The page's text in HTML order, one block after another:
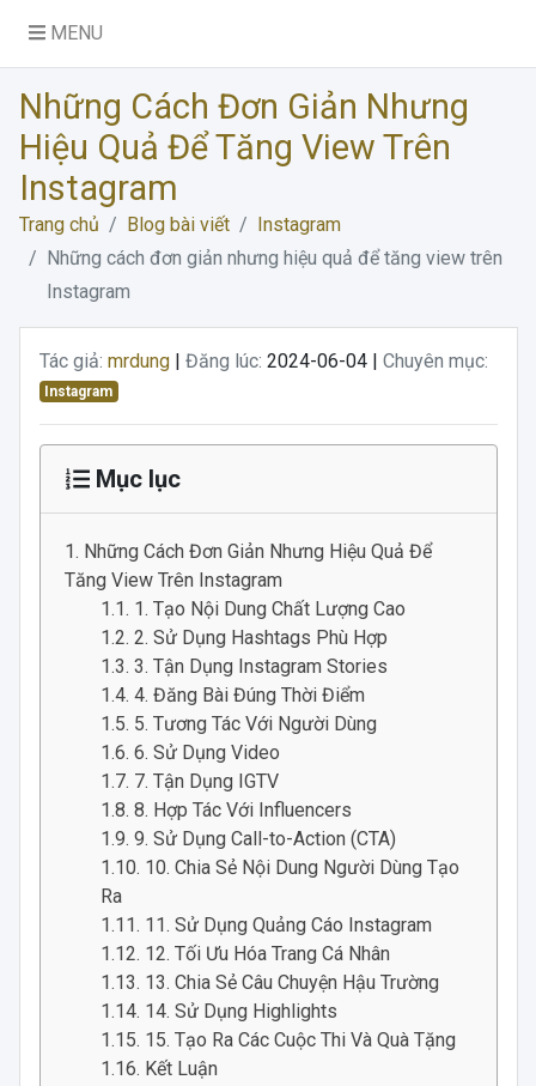
MENU
Những Cách Đơn Giản Nhưng
Hiệu Quả Để Tăng View Trên
Instagram
Trang chủ Blog bài viết
Instagram
Những cách đơn giản nhưng hiệu quả để tăng view trên
Instagram
Tác giả: mrdung| Đăng lúc: 2024-06-04 | Chuyên mục:
Instagram
Mục lục
Những Cách Đơn Giản Nhưng Hiệu Quả Để
Tăng View Trên Instagram
1. Tạo Nội Dung Chất Lượng Cao
2. Sử Dụng Hashtags Phù Hợp
3. Tận Dụng Instagram Stories
4. Đăng Bài Đúng Thời Điểm
5. Tương Tác Với Người Dùng
6. Sử Dụng Video
7. Tận Dụng IGTV
8. Hợp Tác Với Influencers
9. Sử Dụng Call-to-Action (CTA)
10. Chia Sẻ Nội Dung Người Dùng Tạo
Ra
11. Sử Dụng Quảng Cáo Instagram
12. Tối Ưu Hóa Trang Cá Nhân
13. Chia Sẻ Câu Chuyện Hậu Trường
14. Sử Dụng Highlights
15. Tạo Ra Các Cuộc Thi Và Quà Tặng
Kết Luận